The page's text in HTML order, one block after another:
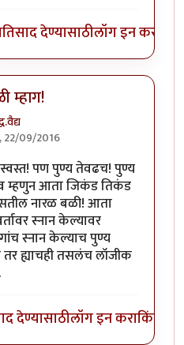
देण्यासाठीलॉग इन करा
म्हाग!
22/09/2016
toमला शास्त्रार्थ वगैरे काही
पण पुण्य तेवढच! पुण्य
म्हणुन आता जिकंड तिकंड
नारळ बळी! आता
स्नान केल्यावर
स्नान केल्याच पुण्य
ह्याचही तसलंच लॉजीक
देण्यासाठीलॉग इन कराकिंवा